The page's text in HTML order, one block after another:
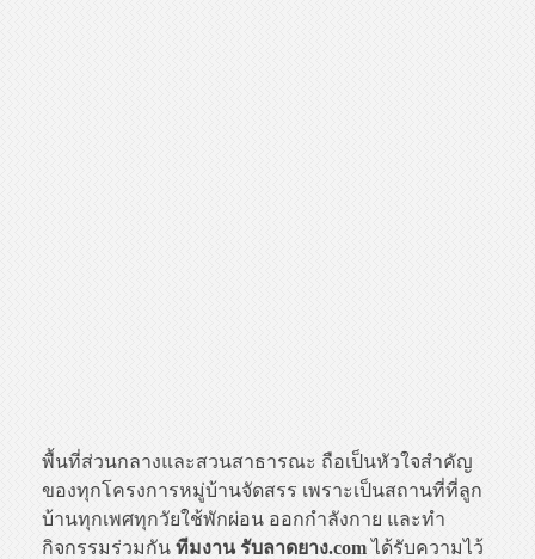
พื้นที่ส่วนกลางและสวนสาธารณะ ถือเป็นหัวใจสำคัญ
ของทุกโครงการหมู่บ้านจัดสรร เพราะเป็นสถานที่ที่ลูก
บ้านทุกเพศทุกวัยใช้พักผ่อน ออกกำลังกาย และทำ
กิจกรรมร่วมกัน ทีมงาน รับลาดยาง.comได้รับความไว้